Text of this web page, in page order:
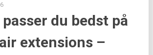
passer du bedst på
extensions –